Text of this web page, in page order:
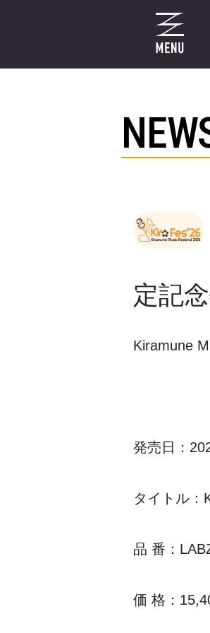
定記
Kiramune
発売日：
タイトル：
品 番：
価 格：